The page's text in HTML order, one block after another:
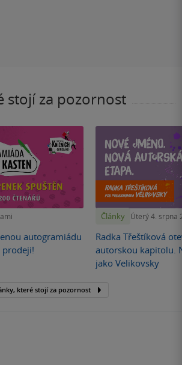
stojí za pozornost
autogramiádu
prodeji!
Články Úterý 4. srpna
Radka Třeštíková
autorskou kapitolu.
jako Velikovsky
které stojí za pozornost